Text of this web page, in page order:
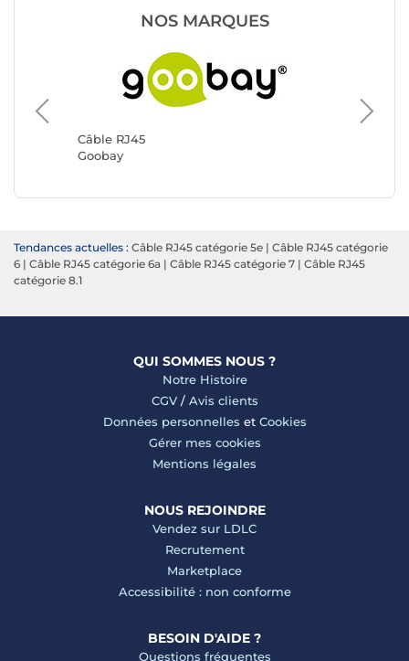
NOS MARQUES
Câble RJ45
Goobay
Câble
Tendances actuelles : Câble RJ45 catégorie 5e | Câble RJ45 catégorie
6 | Câble RJ45 catégorie 6a | Câble RJ45 catégorie 7 | Câble RJ45
catégorie 8.1
QUI SOMMES NOUS ?
Notre Histoire
CGV/ Avis clients
Données personnelles et Cookies
Gérer mes cookies
Mentions légales
NOUS REJOINDRE
Vendez sur LDLC
Recrutement
Marketplace
Accessibilité : non conforme
BESOIN D'AIDE ?
Questions fréquentes